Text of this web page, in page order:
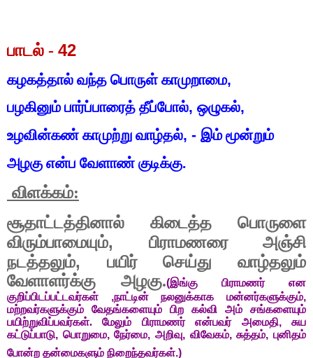
பாடல் - 42
கழகத்தால் வந்த பொருள் காமுறாமை,
பழகினும் பார்ப்பாரைத் தீப்போல், ஒழுகல்,
உழவின்கண் காமுற்று வாழ்தல், - இம் மூன்றும்
அழகு என்ப வேளாண் குடிக்கு.
விளக்கம்:
சூதாட்டத்தினால் கிடைத்த பொருளை
விரும்பாமையும், பிராமணரை அஞ்சி
நடத்தலும், பயிர் செய்து வாழ்தலும்
வேளாளர்க்கு அழகு.(இங்கு பிராமணர் என
குறிப்பிடப்பட்டவர்கள் ,நாட்டின் நலனுக்காக மன்னர்களுக்கும்,
மற்றவர்களுக்கும் வேதங்களையும் பிற கல்வி அம் சங்களையும்
பயிற்றுவிப்பவர்கள். மேலும் பிராமணர் என்பவர் அமைதி,சுய
கட்டுப்பாடு, பொறுமை,நேர்மை,அறிவு, விவேகம்,சுத்தம்,புனிதம்
போன்ற தன்மைகளும் நிறைந்தவர்கள்.)